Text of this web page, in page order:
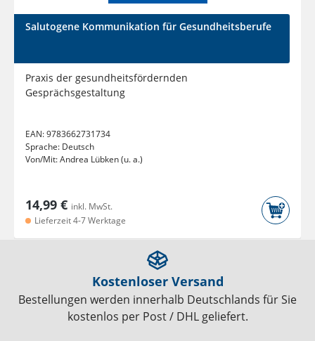
Salutogene Kommunikation für Gesundheitsberufe
Praxis der gesundheitsfördernden
Gesprächsgestaltung
EAN:9783662731734
Sprache: Deutsch
Von/Mit:Andrea Lübken (u. a.)
14,99 € inkl. MwSt.
Lieferzeit 4-7 Werktage
Kostenloser Versand
Bestellungen werden innerhalb Deutschlands für Sie
kostenlos per Post / DHL geliefert.